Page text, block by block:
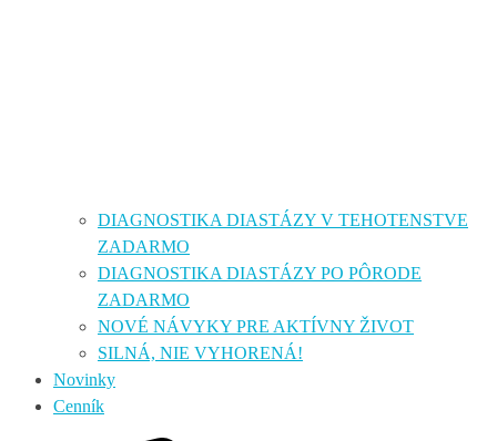
DIAGNOSTIKA DIASTÁZY V TEHOTENSTVE
ZADARMO
DIAGNOSTIKA DIASTÁZY PO PÔRODE
ZADARMO
NOVÉ NÁVYKY PRE AKTÍVNY ŽIVOT
SILNÁ, NIE VYHORENÁ!
Novinky
Cenník